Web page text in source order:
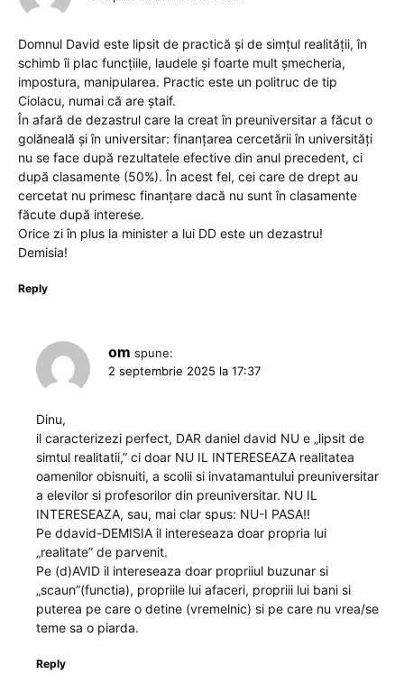
Domnul David este lipsit de practică și de simțul realității, în
schimb îi plac funcțiile, laudele și foarte mult șmecheria,
impostura, manipularea. Practic este un politruc de tip
Ciolacu, numai că are ștaif.
În afară de dezastrul care la creat în preuniversitar a făcut o
golăneală și în universitar: finanțarea cercetării în universități
nu se face după rezultatele efective din anul precedent, ci
după clasamente (50%). În acest fel, cei care de drept au
cercetat nu primesc finanțare dacă nu sunt în clasamente
făcute după interese.
Orice zi în plus la minister a lui DD este un dezastru!
Demisia!
Reply
om spune:
2 septembrie 2025 la 17:37
Dinu,
il caracterizezi perfect, DAR daniel david NU e „lipsit de
simtul realitatii,” ci doar NU IL INTERESEAZA realitatea
oamenilor obisnuiti, a scolii si invatamantului preuniversitar
a elevilor si profesorilor din preuniversitar. NU IL
INTERESEAZA, sau, mai clar spus: NU-I PASA!!
Pe ddavid-DEMISIA il intereseaza doar propria lui
„realitate” de parvenit.
Pe (d)AVID il intereseaza doar propriiul buzunar si
„scaun”(functia), propriile lui afaceri, propriii lui bani si
puterea pe care o detine (vremelnic) si pe care nu vrea/se
teme sa o piarda.
Reply